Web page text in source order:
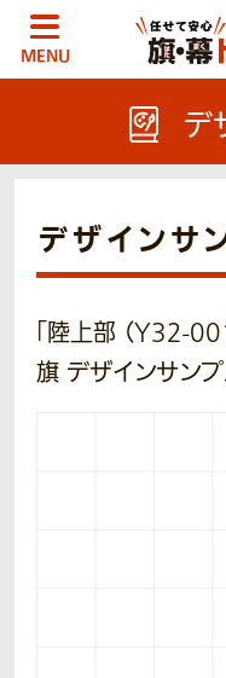
MENU
デザインサ
「陸上部 （Y32-
旗 デザインサン
デ